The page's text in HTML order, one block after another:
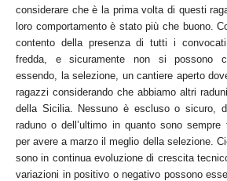
considerare che è la prima volta di questi
loro comportamento è stato più che buono.
contento della presenza di tutti i
fredda, e sicuramente non si possono
essendo, la selezione, un cantiere aperto
ragazzi considerando che abbiamo altri
della Sicilia. Nessuno è escluso o sicuro,
raduno o dell’ultimo in quanto sono
per avere a marzo il meglio della selezione.
sono in continua evoluzione di crescita
variazioni in positivo o negativo possono